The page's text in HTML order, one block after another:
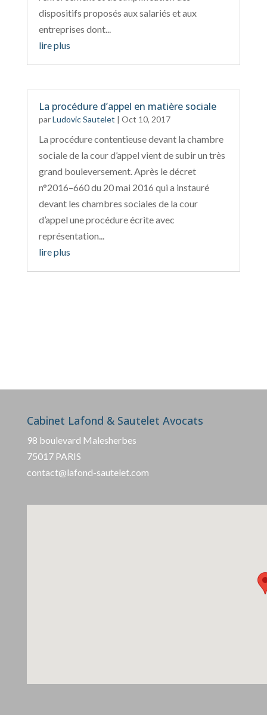
dispositifs proposés aux salariés et aux
entreprises dont...
lire plus
La procédure d’appel en matière sociale
parLudovic Sautelet | Oct 10, 2017
La procédure contentieuse devant la chambre
sociale de la cour d’appel vient de subir un très
grand bouleversement. Après le décret
n°2016–660 du 20 mai 2016 qui a instauré
devant les chambres sociales de la cour
d’appel une procédure écrite avec
représentation...
lire plus
Cabinet Lafond & Sautelet Avocats
98 boulevard Malesherbes
75017 PARIS
contact@lafond-sautelet.com